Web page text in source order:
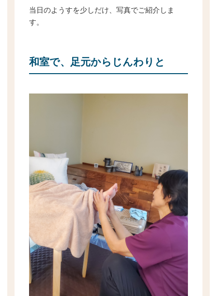
当日のようすを少しだけ、写真でご紹介しま
す。
和室で、足元からじんわりと